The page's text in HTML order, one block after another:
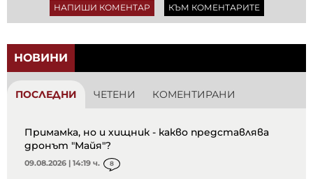
НАПИШИ КОМЕНТАР КЪМ КОМЕНТАРИТЕ
НОВИНИ
ПОСЛЕДНИ ЧЕТЕНИ КОМЕНТИРАНИ
Примамка, но и хищник - какво представлява
дронът "Майя"?
09.08.2026 | 14:19 ч. 8